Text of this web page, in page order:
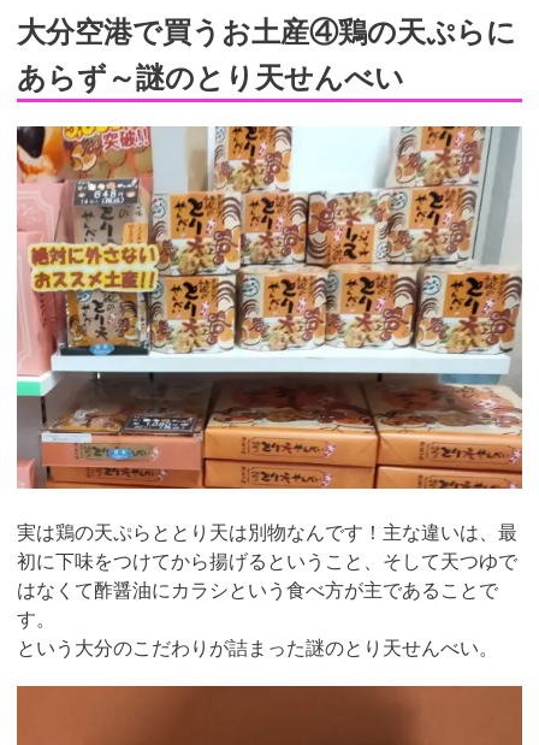
大分空港で買うお土産④鶏の天ぷらに
あらず～謎のとり天せんべい
実は鶏の天ぷらととり天は別物なんです！主な違いは、最
初に下味をつけてから揚げるということ、そして天つゆで
はなくて酢醤油にカラシという食べ方が主であることで
す。
という大分のこだわりが詰まった謎のとり天せんべい。